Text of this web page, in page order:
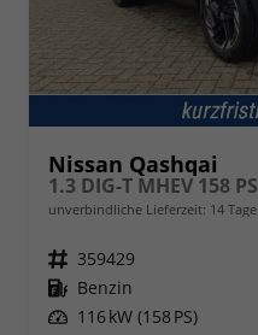
Nissan Qashqai
unverbindliche Lieferzeit: 14 Tage
Fahrzeugnr. 359429
Kraftstoff Benzin
Leistung 116 kW (158 PS)